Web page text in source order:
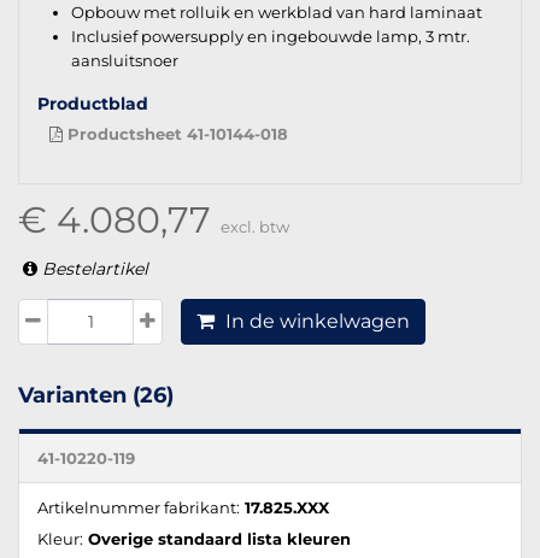
Opbouw met rolluik en werkblad van hard laminaat
Inclusief powersupply en ingebouwde lamp, 3 mtr.
aansluitsnoer
Productblad
Productsheet 41-10144-018
€ 4.080,77 excl. btw
Bestelartikel
In de winkelwagen
Varianten (26)
41-10220-119
Artikelnummer fabrikant: 17.825.XXX
Kleur: Overige standaard lista kleuren